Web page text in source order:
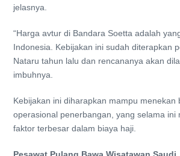
jelasnya.
“Harga avtur di Bandara Soetta adalah
Indonesia. Kebijakan ini sudah diterapkan
Nataru tahun lalu dan rencananya akan
imbuhnya.
Kebijakan ini diharapkan mampu menekan
operasional penerbangan, yang selama ini
faktor terbesar dalam biaya haji.
Pesawat Pulang Bawa Wisatawan Saudi